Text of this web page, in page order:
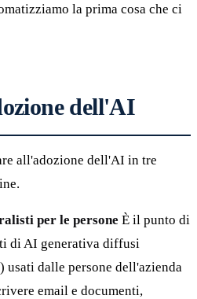
la prima cosa che ci
dell'AI
all'adozione dell'AI in tre
per le persone È il punto di
di AI generativa diffusi
usati dalle persone dell'azienda
email e documenti,